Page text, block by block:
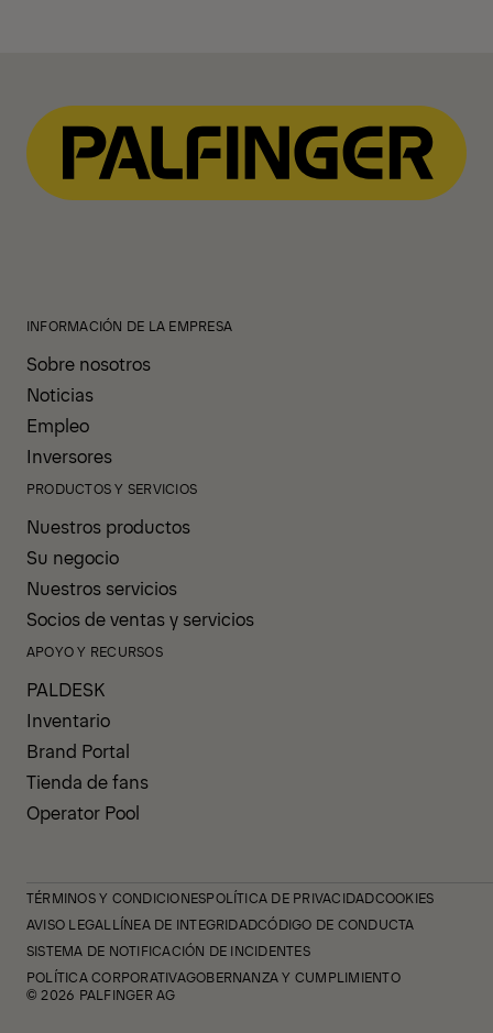
INFORMACIÓN DE LA EMPRESA
Sobre nosotros
Noticias
Empleo
Inversores
PRODUCTOS Y SERVICIOS
Nuestros productos
Su negocio
Nuestros servicios
Socios de ventas y servicios
APOYO Y RECURSOS
PALDESK
Inventario
Brand Portal
Tienda de fans
Operator Pool
TÉRMINOS Y CONDICIONESPOLÍTICA DE PRIVACIDADCOOKIES
AVISO LEGAL LÍNEA DE INTEGRIDADCÓDIGO DE CONDUCTA
SISTEMA DE NOTIFICACIÓN DE INCIDENTES
POLÍTICA CORPORATIVAGOBERNANZA Y CUMPLIMIENTO
© 2026 PALFINGER AG